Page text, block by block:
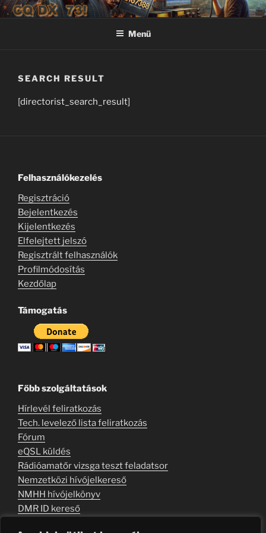
Tartalomhoz
CQ DX 73!
CQ DX 73! – JN97
Menü
SEARCH RESULT
[directorist_search_result]
Felhasználókezelés
Regisztráció
Bejelentkezés
Kijelentkezés
Elfelejtett jelszó
Regisztrált felhasználók
Profilmódosítás
Kezdőlap
Támogatás
Főbb szolgáltatások
Hírlevél feliratkozás
Tech. levelező lista feliratkozás
Fórum
eQSL küldés
Rádióamatőr vizsga teszt feladatsor
Nemzetközi hívójelkereső
NMHH hívójelkönyv
DMR ID kereső